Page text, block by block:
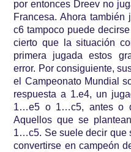
por entonces Dreev no
Francesa. Ahora
c6 tampoco puede
cierto que la situación
primera jugada estos
error. Por consiguiente,
el Campeonato Mundial
respuesta a 1.e4, un
1…e5 o 1…c5, antes o
Aquellos que se
1…c5. Se suele decir que
convertirse en campeón